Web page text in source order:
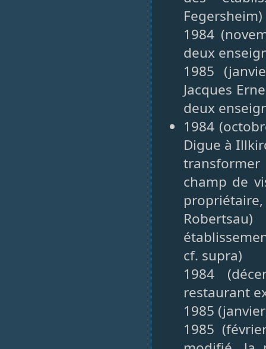
Fegersheim)
1984
deux
1985
Jacques
deux
1984
Digue à
champ de
cf. supra)
1984
restaurant
1985
1985